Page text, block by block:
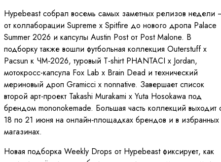
Hypebeast собрал восемь самых заметных релизов недели
от коллаборации Supreme x Spitfire до нового дропа Palace
Summer 2026 и капсулы Austin Post от Post Malone. В
подборку также вошли футбольная коллекция Outerstuff x
Pacsun к ЧМ‑2026, туровый T‑shirt PHANTACI x Jordan,
мотокросс-капсула Fox Lab x Brain Dead и технический
мериновый дроп Gramicci x nonnative. Завершает список
второй арт-проект Takashi Murakami x Yuta Hosokawa под
брендом mononokemade. Большая часть коллекций выходит
18 по 21 июня на онлайн‑площадках брендов и в избранных
магазинах.
Новая подборка Weekly Drops от Hypebeast фиксирует, как